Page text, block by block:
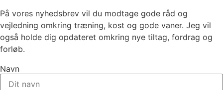
På vores nyhedsbrev vil du modtage gode råd og
vejledning omkring træning, kost og gode vaner. Jeg vil
også holde dig opdateret omkring nye tiltag, fordrag og
forløb.
Navn